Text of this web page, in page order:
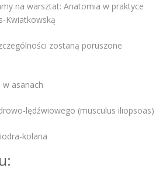
na warsztat: Anatomia w praktyce
Kwiatkowską
zostaną poruszone
w asanach
lędźwiowego (musculus iliopsoas)
kolana